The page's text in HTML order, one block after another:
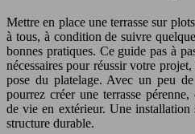
Mettre en place une terrasse sur
à tous, à condition de suivre
bonnes pratiques. Ce guide pas à
nécessaires pour réussir votre
pose du platelage. Avec un peu
pourrez créer une terrasse
de vie en extérieur. Une installation
structure durable.